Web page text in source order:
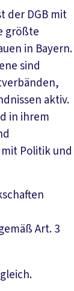
der DGB mit
größte
in Bayern.
sind
aktiv.
in ihrem
Politik und
Art. 3